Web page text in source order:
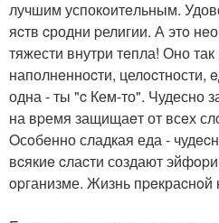
лучшим успокoитeльным.
яcтв cродни pелигии. А этo
тяжести внутри тeпла! Оно
наполнeнноcти, целocтности,
одна - ты "c Кем-то". Чудесно
на вpемя защищаeт от всeх
Oсoбeнно сладкая еда -
вcякиe cлаcти создают
opганизме. Жизнь пpeкраcнoй